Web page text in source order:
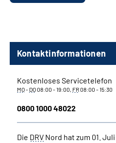
Kontaktinformationen
Kostenloses Servicetelefon
MO- DO08:00 - 19:00, FR08:00 - 15:30
0800 1000 48022
Die DRV Nord hat zum 01.